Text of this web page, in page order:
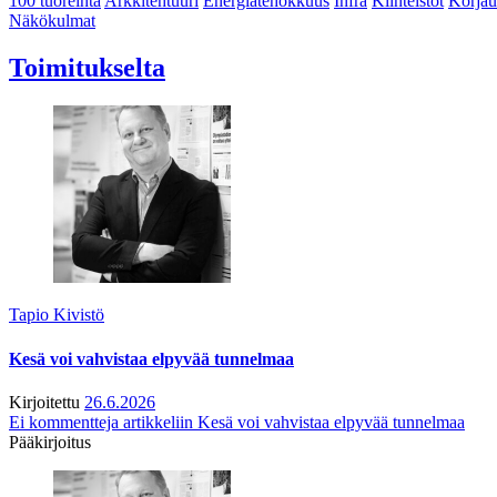
Näkökulmat
Toimitukselta
Tapio Kivistö
Kesä voi vahvistaa elpyvää tunnelmaa
Kirjoitettu 26.6.2026
Ei kommentteja artikkeliin Kesä voi vahvistaa elpyvää tunnelmaa
Pääkirjoitus